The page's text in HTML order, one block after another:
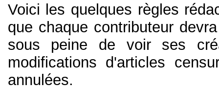
Voici les quelques règles
que chaque contributeur
sous peine de voir ses
modifications d'articles
annulées.